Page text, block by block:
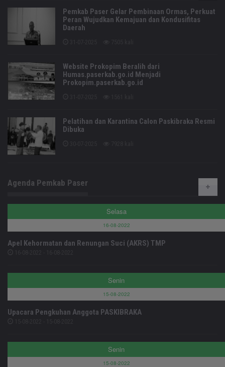
Pemkab Paser Gelar Pembinaan Ormas, Perkuat
Peran Wujudkan Kemajuan dan Kondusifitas
Daerah
Website Prokopim Beralih dari
Humas.paserkab.go.id Menjadi
Prokopim.paserkab.go.id
Pelatihan dan Karantina Calon Paskibraka Resmi
Dibuka
Agenda Pemkab Paser
Selasa
16-08-2022
Apel Kehormatan dan Renungan Suci (AKRS) TMP
Senin
15-08-2022
Upacara Pengkuhan Anggota PASKIBRAKA
Senin
15-08-2022